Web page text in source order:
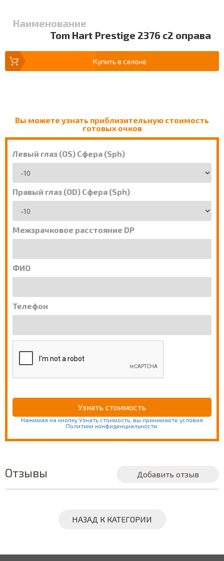
Наименование
Tom Hart Prestige 2376 c2 оправа
Купить в салоне
Вы можете узнать приблизительную стоимость
готовых очков
Левый глаз (OS) Сфера (Sph)
Правый глаз (OD) Сфера (Sph)
Межзрачковое расстояние DP
ФИО
Телефон
Нажимая на кнопку Узнать стоимость, вы принимаете условия
Политики конфиденциальности.
Отзывы Добавить отзыв
НАЗАД К КАТЕГОРИИ